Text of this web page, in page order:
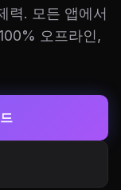
력. 모든 앱에서
오프라인,